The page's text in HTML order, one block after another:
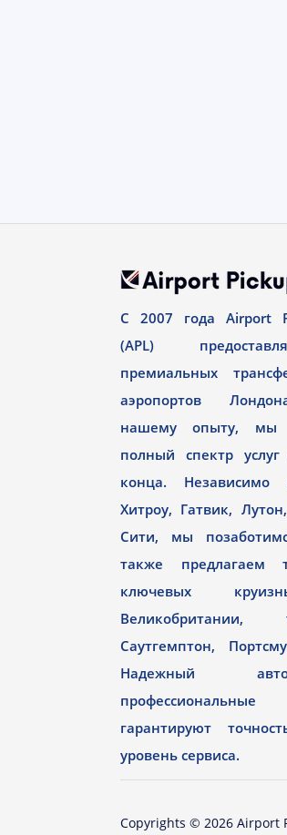
С 2007 года Airport
(APL)
премиальных
аэропортов
нашему опыту, мы
полный спектр
конца.
Хитроу, Гатвик,
Сити, мы
также предлагаем
ключевых
Саутгемптон,
Надежный
гарантируют
уровень сервиса.
Copyrights © 2026 Airport